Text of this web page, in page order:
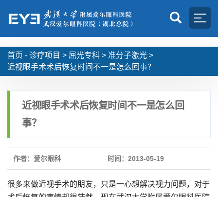
首页 - 诊疗项目 > 屈光专科 > 准分子激光 >
近视眼手术术后恢复时间不一是怎么回事？
近视眼手术术后恢复时间不一是怎么回
事？
作者：爱尔眼科 时间：2013-05-19
很多来做近视手术的朋友，只是一心想解决视力问题，对于